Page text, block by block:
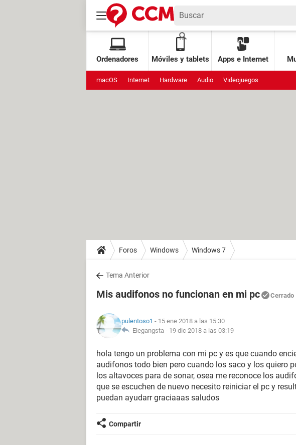
Ordenadores Móviles y tablets Apps e Internet
macOS Internet Hardware Audio Videojuegos
Foros Windows Windows 7
Tema Anterior
Mis audifonos no funcionan en mi pc Cerrado
pulentoso1 - 15 ene 2018 a las 15:30
Elegangsta - 19 dic 2018 a las 03:19
hola tengo un problema con mi pc y es que cuando
audifonos todo bien pero cuando los saco y los quiero
los altavoces para de sonar, osea me reconoce los
que se escuchen de nuevo necesito reiniciar el pc y
puedan ayudarr graciaaas saludos
Compartir